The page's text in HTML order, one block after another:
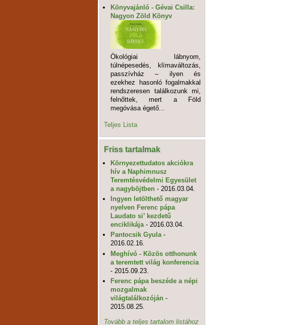
Könyvajánló - Gévai Csilla:
Nagyon Zöld Könyv
Ökológiai lábnyom,
túlnépesedés, klímaváltozás,
passzívház – ilyen és
ezekhez hasonló fogalmakkal
rendszeresen találkozunk mi,
felnőttek, mert a Föld
megóvása égető...
Teljes Lista
Friss tartalmak
Környezettudatos akciókra
hív a Naphimnusz
Teremtésvédelmi Egyesület
a nagyböjtben - 2016.03.04.
Ingyen letölthető magyar
nyelven Ferenc pápa
Laudato si’ kezdetű
enciklikája - 2016.03.04.
Pantocsik Gyula -
2016.02.16.
Meghívó - Közös otthonunk
a teremtett világ konferencia
- 2015.09.23.
Ferenc pápa beszéde a népi
mozgalmak
világtalálkozóján -
2015.08.25.
Tovább a teljes tartalom listához